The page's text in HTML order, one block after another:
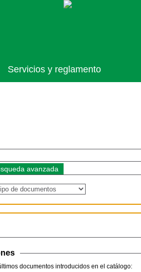
avanzada
documentos introducidos en el catálogo:
Servicios y reglamento